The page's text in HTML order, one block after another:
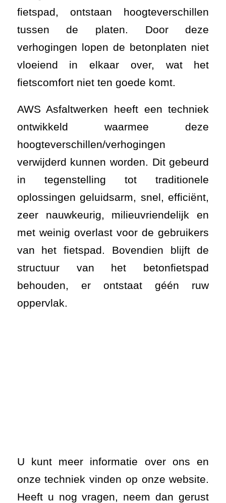
fietspad, ontstaan hoogteverschillen
tussen de platen. Door deze
verhogingen lopen de betonplaten niet
vloeiend in elkaar over, wat het
fietscomfort niet ten goede komt.
AWS Asfaltwerken heeft een techniek
ontwikkeld waarmee deze
hoogteverschillen/verhogingen
verwijderd kunnen worden. Dit gebeurd
in tegenstelling tot traditionele
oplossingen geluidsarm, snel, efficiënt,
zeer nauwkeurig, milieuvriendelijk en
met weinig overlast voor de gebruikers
van het fietspad. Bovendien blijft de
structuur van het betonfietspad
behouden, er ontstaat géén ruw
oppervlak.
U kunt meer informatie over ons en
onze techniek vinden op onze website.
Heeft u nog vragen, neem dan gerust